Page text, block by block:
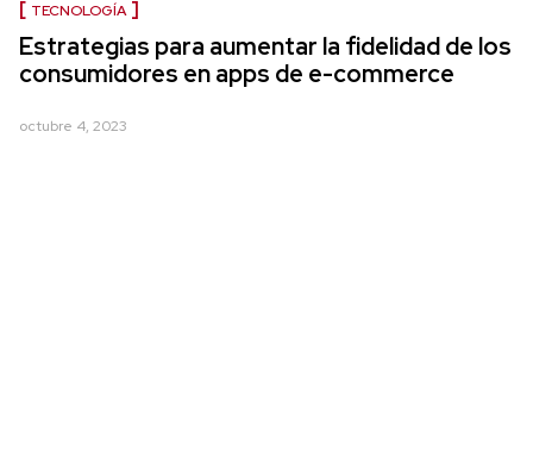
TECNOLOGÍA
Estrategias para aumentar la fidelidad de los
consumidores en apps de e-commerce
octubre 4, 2023